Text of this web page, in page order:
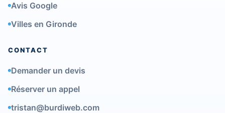
Avis Google
Villes en Gironde
CONTACT
Demander un devis
Réserver un appel
tristan@burdiweb.com